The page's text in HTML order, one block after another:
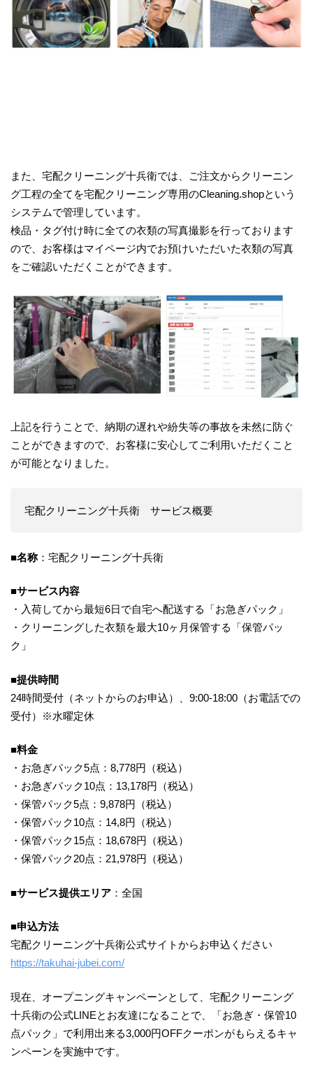
また、宅配クリーニング十兵衛では、ご注文からクリーニン
グ工程の全てを宅配クリーニング専用のCleaning.shopという
システムで管理しています。
検品・タグ付け時に全ての衣類の写真撮影を行っております
ので、お客様はマイページ内でお預けいただいた衣類の写真
をご確認いただくことができます。
上記を行うことで、納期の遅れや紛失等の事故を未然に防ぐ
ことができますので、お客様に安心してご利用いただくこと
が可能となりました。
宅配クリーニング十兵衛 サービス概要
■名称：宅配クリーニング十兵衛
■サービス内容
・入荷してから最短6日で自宅へ配送する「お急ぎパック」
・クリーニングした衣類を最大10ヶ月保管する「保管パッ
ク」
■提供時間
24時間受付（ネットからのお申込）、9:00-18:00（お電話での
受付）※水曜定休
■料金
・お急ぎパック5点：8,778円（税込）
・お急ぎパック10点：13,178円（税込）
・保管パック5点：9,878円（税込）
・保管パック10点：14,8円（税込）
・保管パック15点：18,678円（税込）
・保管パック20点：21,978円（税込）
■サービス提供エリア ：全国
■申込方法
宅配クリーニング十兵衛公式サイトからお申込ください
https://takuhai-jubei.com/
現在、オープニングキャンペーンとして、宅配クリーニング
十兵衛の公式LINEとお友達になることで、「お急ぎ・保管10
点パック」で利用出来る3,000円OFFクーポンがもらえるキャ
ンペーンを実施中です。